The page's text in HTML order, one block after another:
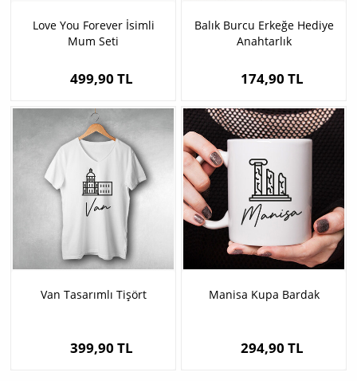
Love You Forever İsimli
Mum Seti
499,90 TL
Balık Burcu Erkeğe Hediye
Anahtarlık
174,90 TL
Van Tasarımlı Tişört
399,90 TL
Manisa Kupa Bardak
294,90 TL